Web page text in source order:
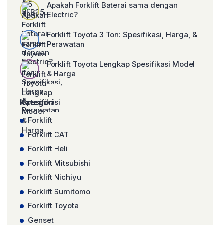
Apakah Forklift Baterai sama dengan
Electric?
Forklift Toyota 3 Ton: Spesifikasi, Harga, &
Perawatan
Forklift Toyota Lengkap Spesifikasi Model
& Harga
Kategori
Forklift
Forklift CAT
Forklift Heli
Forklift Mitsubishi
Forklift Nichiyu
Forklift Sumitomo
Forklift Toyota
Genset